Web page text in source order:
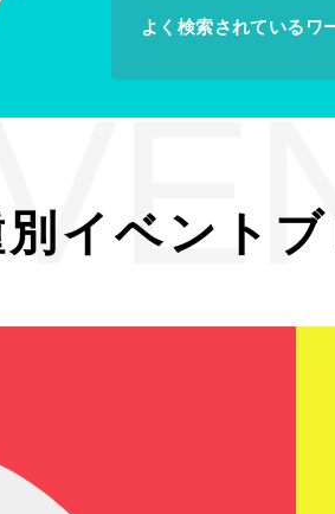
よく検索されているワ
イベント